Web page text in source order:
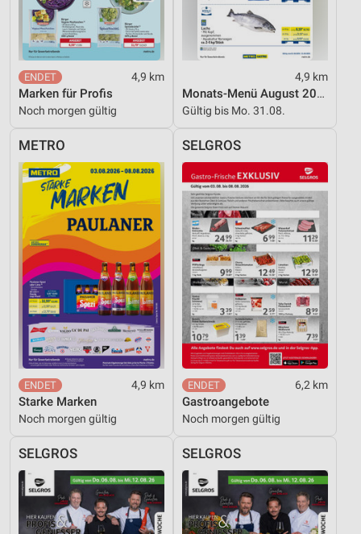
4,9 km
Marken für Profis
Noch morgen gültig
4,9 km
Monats-Menü August 2026
Gültig bis Mo. 31.08.
METRO
4,9 km
Starke Marken
Noch morgen gültig
SELGROS
6,2 km
Gastroangebote
Noch morgen gültig
SELGROS SELGROS